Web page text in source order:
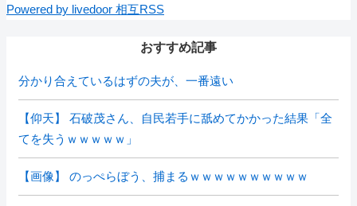
Powered by livedoor 相互RSS
おすすめ記事
分かり合えているはずの夫が、一番遠い
【仰天】 石破茂さん、自民若手に舐めてかかった結果「全
てを失うｗｗｗｗｗ」
【画像】 のっぺらぼう、捕まるｗｗｗｗｗｗｗｗｗｗ